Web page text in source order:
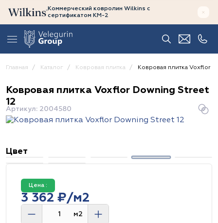
Коммерческий ковролин Wilkins с
сертификатом КМ-2
Главная Каталог Ковровая плитка Ковровая плитка Voxflor
Ковровая плитка Voxflor Downing Street
12
Артикул: 2004580
Цвет
Цена :
3 362 ₽/м2
м2